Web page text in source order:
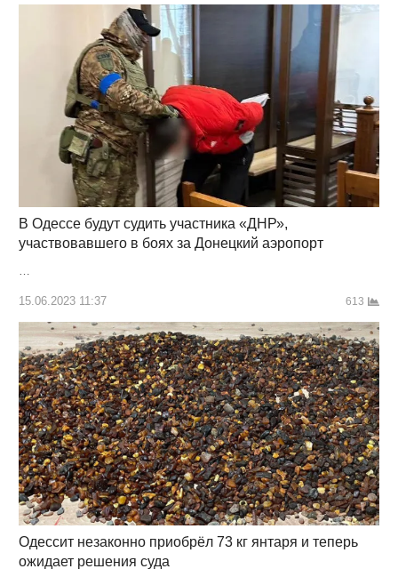
В Одессе будут судить участника «ДНР»,
участвовавшего в боях за Донецкий аэропорт
…
15.06.2023 11:37 613
Одессит незаконно приобрёл 73 кг янтаря и теперь
ожидает решения суда